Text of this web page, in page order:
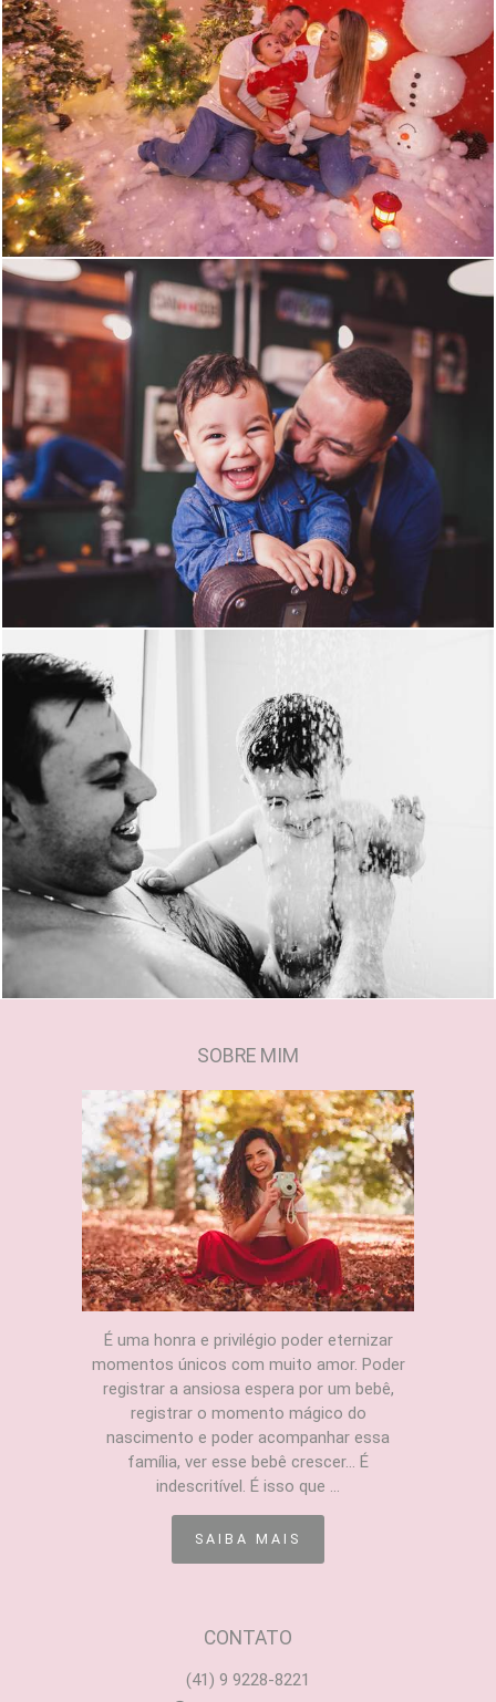
552 0
1748 3
1615 0
SOBRE MIM
É uma honra e privilégio poder eternizar
momentos únicos com muito amor. Poder
registrar a ansiosa espera por um bebê,
registrar o momento mágico do
nascimento e poder acompanhar essa
família, ver esse bebê crescer... É
indescritível. É isso que ...
SAIBA MAIS
CONTATO
(41) 9 9228-8221